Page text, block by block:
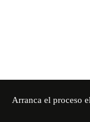
Arranca el proceso